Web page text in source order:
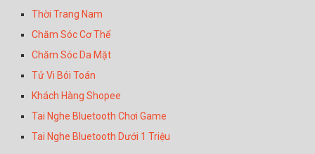
Thời Trang Nam
Chăm Sóc Cơ Thể
Chăm Sóc Da Mặt
Tử Vi Bói Toán
Khách Hàng Shopee
Tai Nghe Bluetooth Chơi Game
Tai Nghe Bluetooth Dưới 1 Triệu